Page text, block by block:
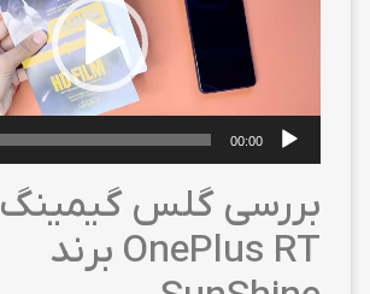
00:00
بررسی گلس گیمینگ
OnePlus RT برند